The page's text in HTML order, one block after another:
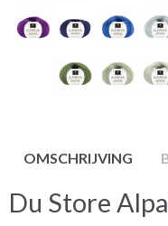
OMSCHRIJVING
Du Store